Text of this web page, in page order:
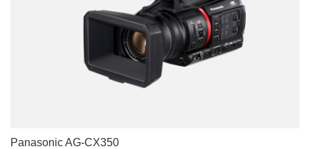
Panasonic AG-CX350